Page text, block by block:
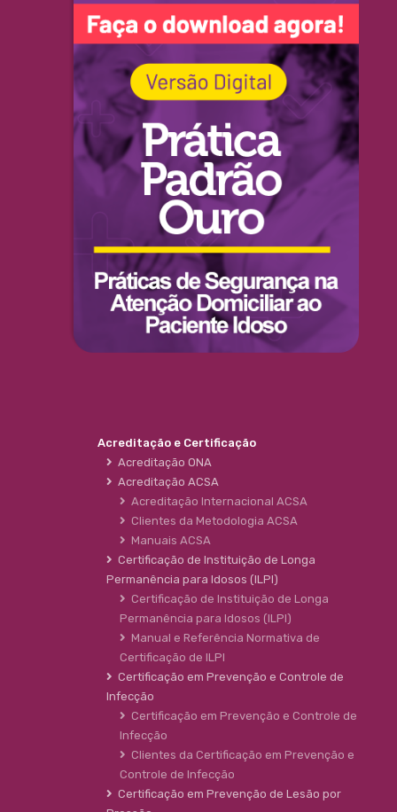
Acreditação e Certificação
Acreditação ONA
Acreditação ACSA
Acreditação Internacional ACSA
Clientes da Metodologia ACSA
Manuais ACSA
Certificação de Instituição de Longa
Permanência para Idosos (ILPI)
Certificação de Instituição de Longa
Permanência para Idosos (ILPI)
Manual e Referência Normativa de
Certificação de ILPI
Certificação em Prevenção e Controle de
Infecção
Certificação em Prevenção e Controle de
Infecção
Clientes da Certificação em Prevenção e
Controle de Infecção
Certificação em Prevenção de Lesão por